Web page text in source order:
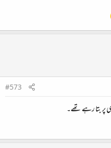
#573
پر بتا رہے تھے۔